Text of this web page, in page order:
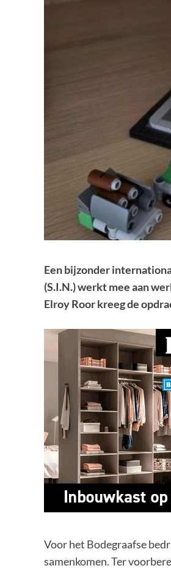
Een bijzonder
(S.I.N.) werkt mee aan
Elroy Roorkreeg de
Voor het Bodegraafse
samenkomen. Ter